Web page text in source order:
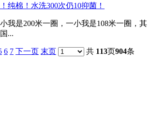
纯棉！水洗300次仍10抑菌！
我是200米一圈，一小我是108米一圈，其
...
6 7 下一页 末页 共 113页904条